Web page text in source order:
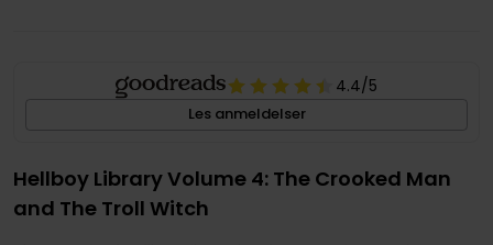
4.4/5
Les anmeldelser
Hellboy Library Volume 4: The Crooked Man
and The Troll Witch